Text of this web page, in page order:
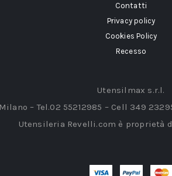
Contatti
Privacy policy
Cookies Policy
Recesso
Utensilmax s.r.l.
– Tel.02 55212985 – Cell 349
Utensileria Revelli.com è proprietà